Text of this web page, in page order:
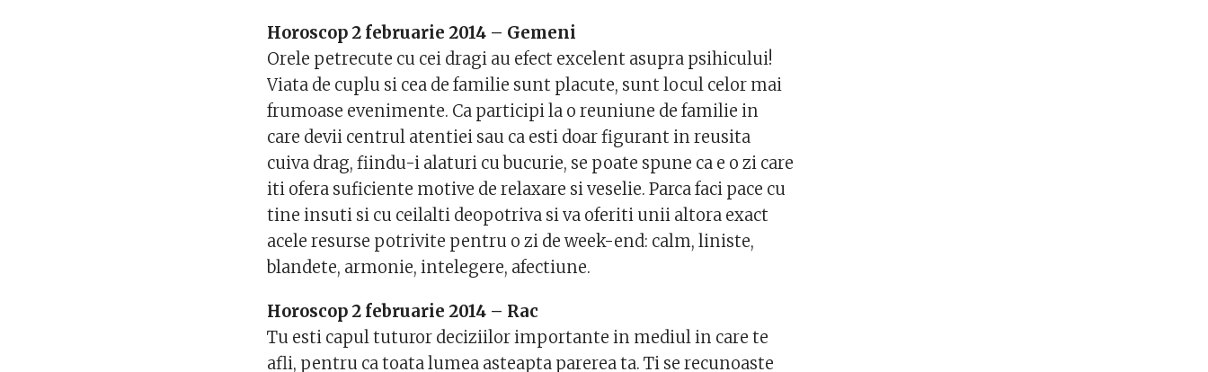
Horoscop 2 februarie 2014 – Gemeni
Orele petrecute cu cei dragi au efect excelent asupra psihicului!
Viata de cuplu si cea de familie sunt placute, sunt locul celor mai
frumoase evenimente. Ca participi la o reuniune de familie in
care devii centrul atentiei sau ca esti doar figurant in reusita
cuiva drag, fiindu-i alaturi cu bucurie, se poate spune ca e o zi care
iti ofera suficiente motive de relaxare si veselie. Parca faci pace cu
tine insuti si cu ceilalti deopotriva si va oferiti unii altora exact
acele resurse potrivite pentru o zi de week-end: calm, liniste,
blandete, armonie, intelegere, afectiune.
Horoscop 2 februarie 2014 – Rac
Tu esti capul tuturor deciziilor importante in mediul in care te
afli, pentru ca toata lumea asteapta parerea ta. Ti se recunoaste